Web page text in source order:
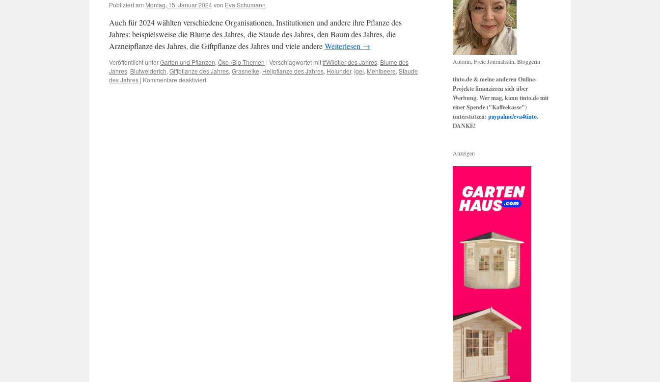
Publiziert am Montag, 15. Januar 2024von Eva Schumann
Auch für 2024 wählten verschiedene Organisationen, Institutionen und andere ihre Pflanze des
Jahres: beispielsweise die Blume des Jahres, die Staude des Jahres, den Baum des Jahres, die
Arzneipflanze des Jahres, die Giftpflanze des Jahres und viele andereWeiterlesen →
Veröffentlicht unterGarten und Pflanzen, Öko-/Bio-Themen | Verschlagwortet mit#Wildtier des Jahres, Blume des
Jahres, Blutweiderich, Giftpflanze des Jahres, Grasnelke, Heilpflanze des Jahres, Holunder, Igel, Mehlbeere, Staude
des Jahres | Kommentare deaktiviert
Autorin, Freie Journalistin, Bloggerin
tinto.de & meine anderen Online-
Projekte finanzieren sich über
Werbung. Wer mag, kann tinto.de mit
einer Spende ("Kaffeekasse")
unterstützen: paypalme/eva4tinto.
DANKE!
Anzeigen